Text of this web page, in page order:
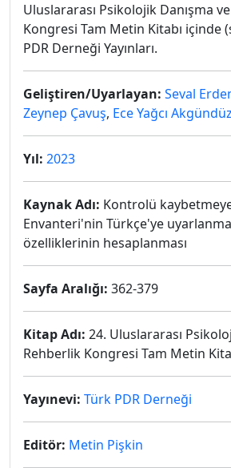
Uluslararası Psikolojik Danışma
Kongresi Tam Metin Kitabı içinde
PDR Derneği Yayınları.
Geliştiren/Uyarlayan: Seval
Zeynep Çavuş, Ece Yağcı Akgündüz
Yıl: 2023
Kaynak Adı: Kontrolü
Envanteri'nin Türkçe'ye
özelliklerinin hesaplanması
Sayfa Aralığı: 362-379
Kitap Adı: 24. Uluslararası
Rehberlik Kongresi Tam Metin
Yayınevi: Türk PDR Derneği
Editör: Metin Pişkin